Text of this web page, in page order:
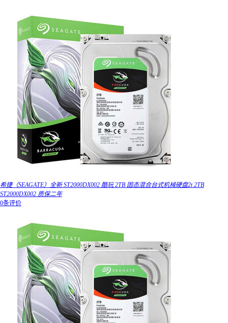
希捷（SEAGATE）全新 ST2000DX002 酷玩 2TB 固态混合台式机械硬盘2t 2TB
ST2000DX002 质保二年
0条评价